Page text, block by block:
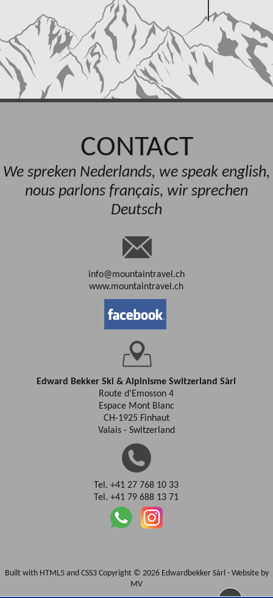
CONTACT
We spreken Nederlands, we speak english,
nous parlons français, wir sprechen
Deutsch
info@mountaintravel.ch
www.mountaintravel.ch
Edward Bekker Ski & Alpinisme Switzerland Sàrl
Route d'Emosson 4
Espace Mont Blanc
CH-1925 Finhaut
Valais - Switzerland
Tel. +41 27 768 10 33
Tel. +41 79 688 13 71
Built with HTML5 and CSS3 Copyright © 2026 Edwardbekker Sàrl - Website by
MV